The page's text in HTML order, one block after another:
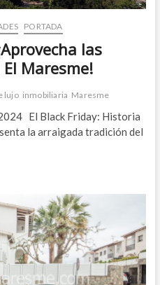
PORTADA
las
Maresme!
lujo inmobiliaria Maresme
El Black Friday: Historia
la arraigada tradición del